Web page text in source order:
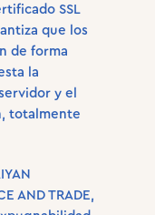
SSL
que los
de forma
la
y el
totalmente
AND TRADE,